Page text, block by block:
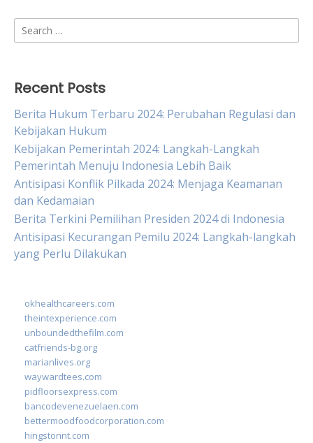
Search
for:
Recent Posts
Berita Hukum Terbaru 2024: Perubahan Regulasi dan
Kebijakan Hukum
Kebijakan Pemerintah 2024: Langkah-Langkah
Pemerintah Menuju Indonesia Lebih Baik
Antisipasi Konflik Pilkada 2024: Menjaga Keamanan
dan Kedamaian
Berita Terkini Pemilihan Presiden 2024 di Indonesia
Antisipasi Kecurangan Pemilu 2024: Langkah-langkah
yang Perlu Dilakukan
okhealthcareers.com
theintexperience.com
unboundedthefilm.com
catfriends-bg.org
marianlives.org
waywardtees.com
pidfloorsexpress.com
bancodevenezuelaen.com
bettermoodfoodcorporation.com
hingstonnt.com